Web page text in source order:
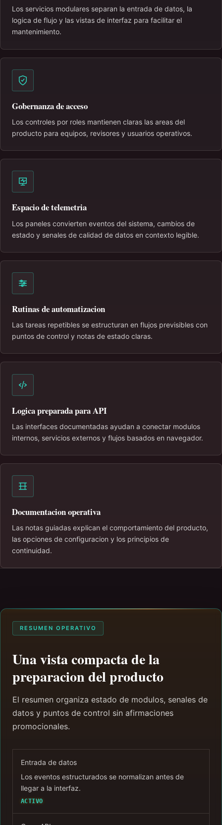
Los servicios modulares separan la entrada de datos, la
logica de flujo y las vistas de interfaz para facilitar el
mantenimiento.
Gobernanza de acceso
Los controles por roles mantienen claras las areas del
producto para equipos, revisores y usuarios operativos.
Espacio de telemetria
Los paneles convierten eventos del sistema, cambios de
estado y senales de calidad de datos en contexto legible.
Rutinas de automatizacion
Las tareas repetibles se estructuran en flujos previsibles con
puntos de control y notas de estado claras.
Logica preparada para API
Las interfaces documentadas ayudan a conectar modulos
internos, servicios externos y flujos basados en navegador.
Documentacion operativa
Las notas guiadas explican el comportamiento del producto,
las opciones de configuracion y los principios de
continuidad.
RESUMEN OPERATIVO
Una vista compacta de la
preparacion del producto
El resumen organiza estado de modulos, senales de
datos y puntos de control sin afirmaciones
promocionales.
Entrada de datos
Los eventos estructurados se normalizan antes de
llegar a la interfaz.
ACTIVO